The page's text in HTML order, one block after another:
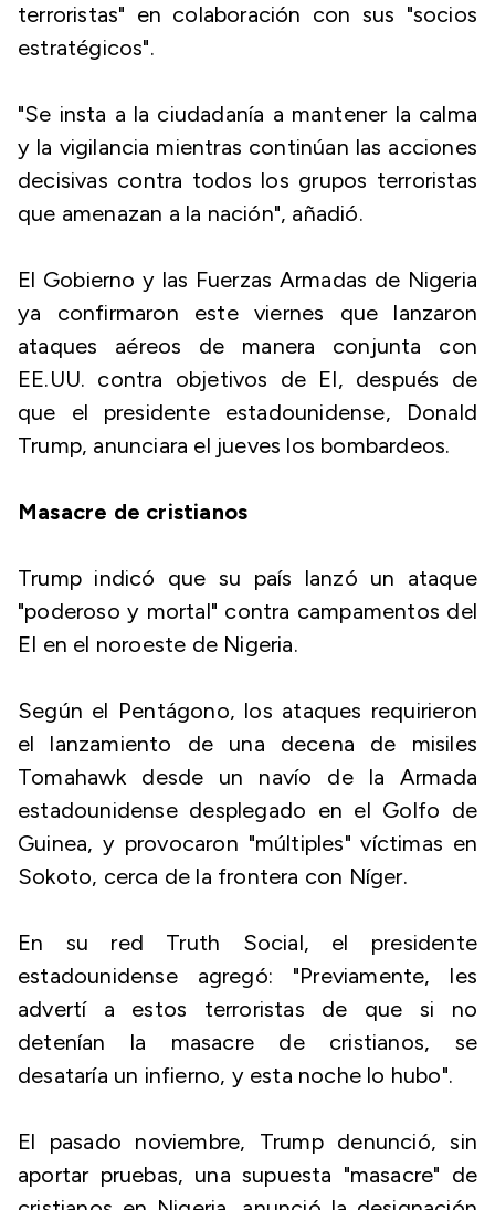
terroristas" en colaboración con sus "socios
estratégicos".
"Se insta a la ciudadanía a mantener la calma
y la vigilancia mientras continúan las acciones
decisivas contra todos los grupos terroristas
que amenazan a la nación", añadió.
El Gobierno y las Fuerzas Armadas de Nigeria
ya confirmaron este viernes que lanzaron
ataques aéreos de manera conjunta con
EE.UU. contra objetivos de EI, después de
que el presidente estadounidense, Donald
Trump, anunciara el jueves los bombardeos.
Masacre de cristianos
Trump indicó que su país lanzó un ataque
"poderoso y mortal" contra campamentos del
EI en el noroeste de Nigeria.
Según el Pentágono, los ataques requirieron
el lanzamiento de una decena de misiles
Tomahawk desde un navío de la Armada
estadounidense desplegado en el Golfo de
Guinea, y provocaron "múltiples" víctimas en
Sokoto, cerca de la frontera con Níger.
En su red Truth Social, el presidente
estadounidense agregó: "Previamente, les
advertí a estos terroristas de que si no
detenían la masacre de cristianos, se
desataría un infierno, y esta noche lo hubo".
El pasado noviembre, Trump denunció, sin
aportar pruebas, una supuesta "masacre" de